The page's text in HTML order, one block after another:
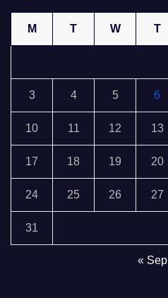
M T W T
3 4 5 6
10 11 12 13
17 18 19 20
24 25 26 27
31
« Sep